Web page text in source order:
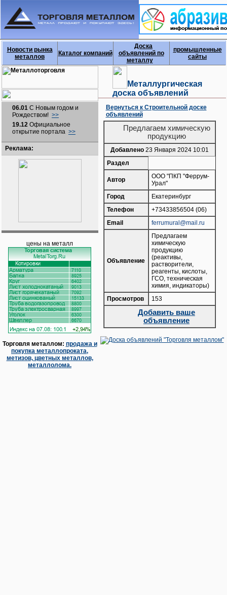
Новости рынка
металлов
Каталог компаний
Доска
объявлений по
металлу
промышленные
сайты
06.01 С Новым годом и
Рождеством! >>
19.12 Официальное
открытие портала >>
Реклама:
цены на металл
Торговля металлом: продажа и
покупка металлопроката,
метизов, цветных металлов,
металлолома.
Металлургическая
доска объявлений
Вернуться к Строительной доске
объявлений
Предлагаем химическую
продукцию
Добавлено 23 Января 2024 10:01
Раздел
Автор
ООО "ПКП "Феррум-
Урал"
Город
Екатеринбург
Телефон
+73433856504 (06)
Email
ferrumural@mail.ru
Объявление
Предлагаем
химическую
продукцию
(реактивы,
растворители,
реагенты, кислоты,
ГСО, техническая
химия, индикаторы)
Просмотров
153
Добавить ваше
объявление